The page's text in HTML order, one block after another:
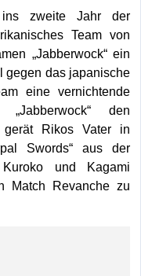
ins zweite Jahr der
Team von
„Jabberwock“ ein
gegen das japanische
eine vernichtende
den
gerät Rikos Vater in
Swords“ aus der
und Kagami
Match Revanche zu